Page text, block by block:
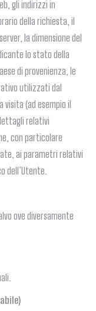
gli indirizzi in
della richiesta, il
la dimensione del
lo stato della
di provenienza, le
utilizzati dal
(ad esempio il
relativi
con particolare
ai parametri relativi
dell’Utente.
ove diversamente